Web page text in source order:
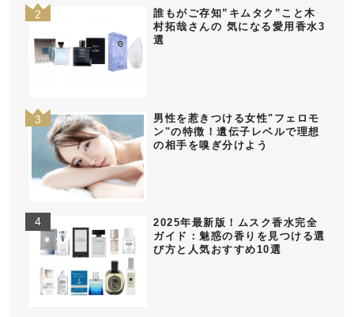
誰もがご存知”キムタク”こと木
村拓哉さんの 気になる愛用香水3
選
男性を惹きつける女性"フェロモ
ン"の特徴！遺伝子レベルで理想
の相手を嗅ぎ分けよう
2025年最新版！ムスク香水完全
ガイド：魅惑の香りを見つける選
び方と人気おすすめ10選